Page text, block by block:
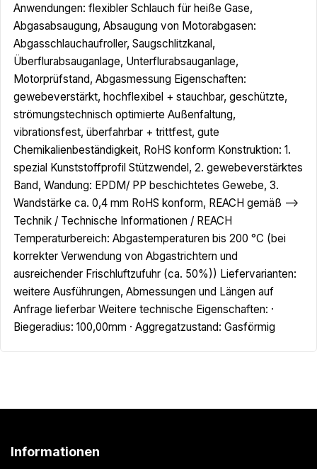
Anwendungen: flexibler Schlauch für heiße Gase,
Abgasabsaugung, Absaugung von Motorabgasen:
Abgasschlauchaufroller, Saugschlitzkanal,
Überflurabsauganlage, Unterflurabsauganlage,
Motorprüfstand, Abgasmessung Eigenschaften:
gewebeverstärkt, hochflexibel + stauchbar, geschützte,
strömungstechnisch optimierte Außenfaltung,
vibrationsfest, überfahrbar + trittfest, gute
Chemikalienbeständigkeit, RoHS konform Konstruktion: 1.
spezial Kunststoffprofil Stützwendel, 2. gewebeverstärktes
Band, Wandung: EPDM/ PP beschichtetes Gewebe, 3.
Wandstärke ca. 0,4 mm RoHS konform, REACH gemäß -->
Technik / Technische Informationen / REACH
Temperaturbereich: Abgastemperaturen bis 200 °C (bei
korrekter Verwendung von Abgastrichtern und
ausreichender Frischluftzufuhr (ca. 50%)) Liefervarianten:
weitere Ausführungen, Abmessungen und Längen auf
Anfrage lieferbar Weitere technische Eigenschaften: ·
Biegeradius: 100,00mm · Aggregatzustand: Gasförmig
Informationen